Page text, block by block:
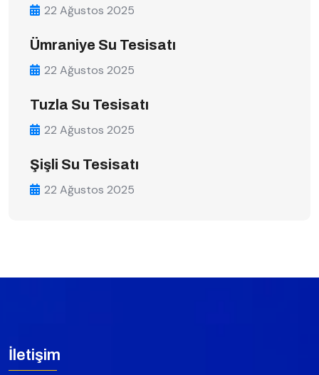
22 Ağustos 2025
Ümraniye Su Tesisatı
22 Ağustos 2025
Tuzla Su Tesisatı
22 Ağustos 2025
Şişli Su Tesisatı
22 Ağustos 2025
İletişim